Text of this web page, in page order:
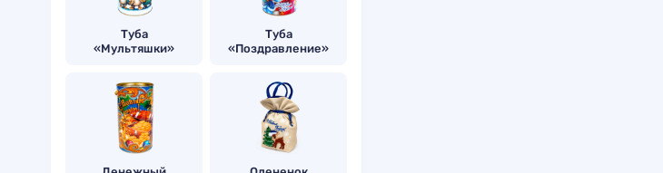
Туба
«Мультяшки»
Туба
«Поздравление»